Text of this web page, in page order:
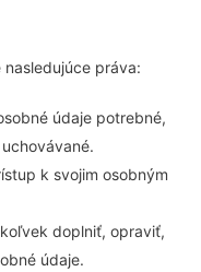
práva:
údaje potrebné,
k svojim osobným
doplniť, opraviť,
údaje.